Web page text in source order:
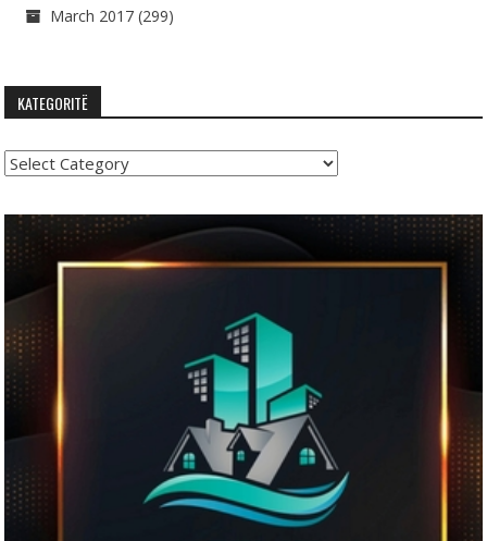
March 2017 (299)
KATEGORITË
Kategoritë